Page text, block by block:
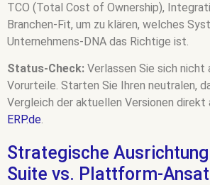
TCO (Total Cost of Ownership),
Branchen-Fit, um zu klären, welches
Unternehmens-DNA das Richtige ist.
Status-Check: Verlassen Sie sich nicht
Vorurteile. Starten Sie Ihren neutralen,
Vergleich der aktuellen Versionen direkt
ERP.de.
Strategische
Suite vs. Plattform-